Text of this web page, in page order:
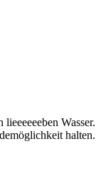
Wasser.
halten.